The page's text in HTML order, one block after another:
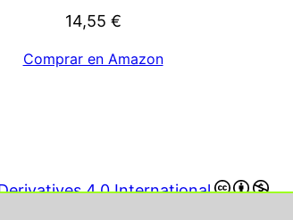
14,55 €
Comprar en Amazon
4.0 International